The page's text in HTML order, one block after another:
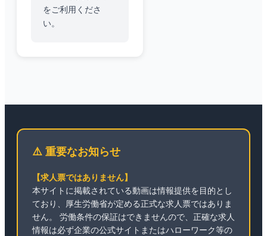
をご利用くださ
い。
⚠️ 重要なお知らせ
【求人票ではありません】
本サイトに掲載されている動画は情報提供を目的とし
ており、厚生労働省が定める正式な求人票ではありま
せん。 労働条件の保証はできませんので、正確な求人
情報は必ず企業の公式サイトまたはハローワーク等の